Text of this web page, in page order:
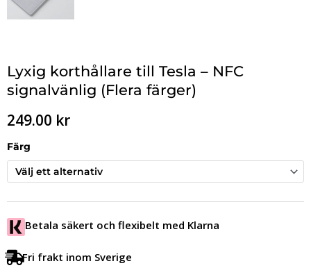
Lyxig korthållare till Tesla – NFC
signalvänlig (Flera färger)
249.00 kr
Färg
Betala säkert och flexibelt med Klarna
Fri frakt inom Sverige